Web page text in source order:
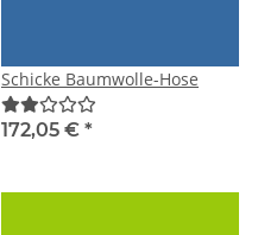
Schicke Baumwolle-Hose
172,05 € *